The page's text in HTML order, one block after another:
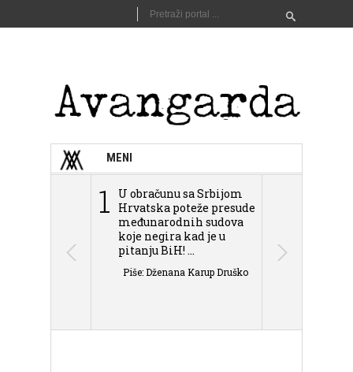
MENI
1
U obračunu sa Srbijom
Hrvatska poteže presude
međunarodnih sudova
koje negira kad je u
pitanju BiH! ...
Piše: Dženana Karup Druško